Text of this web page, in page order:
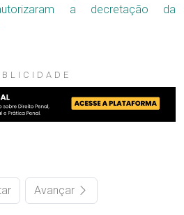
a decretação da
Avançar